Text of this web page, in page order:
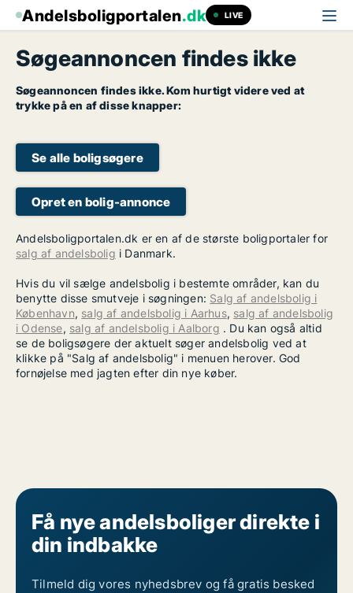
Andelsboligportalen.dk LIVE
Søgeannoncen findes ikke
Søgeannoncen findes ikke. Kom hurtigt videre ved at
trykke på en af disse knapper:
Se alle boligsøgere
Opret en bolig-annonce
Andelsboligportalen.dk er en af de største boligportaler for
salg af andelsbolig i Danmark.
Hvis du vil sælge andelsbolig i bestemte områder, kan du
benytte disse smutveje i søgningen: Salg af andelsbolig i
København, salg af andelsbolig i Aarhus, salg af andelsbolig
i Odense, salg af andelsbolig i Aalborg . Du kan også altid
se de boligsøgere der aktuelt søger andelsbolig ved at
klikke på "Salg af andelsbolig" i menuen herover. God
fornøjelse med jagten efter din nye køber.
Få nye andelsboliger direkte i
din indbakke
Tilmeld dig vores nyhedsbrev og få gratis besked